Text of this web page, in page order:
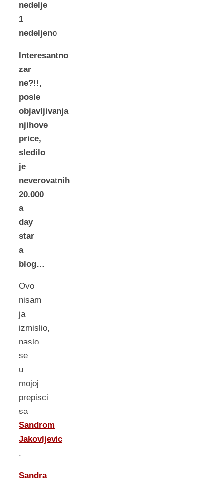
nedelje
1
nedeljeno
Interesantno
zar
ne?!!,
posle
objavljivanja
njihove
price,
sledilo
je
neverovatnih
20.000
a
day
star
a
blog…
Ovo
nisam
ja
izmislio,
naslo
se
u
mojoj
prepisci
sa
Sandrom
Jakovljevic
.
Sandra